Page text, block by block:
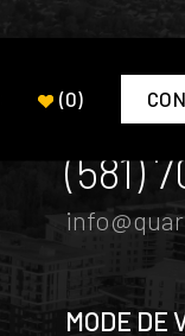
(0)
CONTACT
(581)
MODE DE